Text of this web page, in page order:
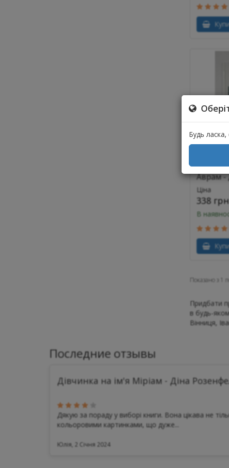
Будь
Аврам -
Ціна
338 грн
В
Показано з 1
Придбати
в будь-
Вінниця,
Последние отзывы
Дівчинка на ім'я Міріам - Діна
Дякую за пораду у виборі книги. Вона цікава не
кольоровими картинками, що дуже...
Юлія, 2 Січня 2024